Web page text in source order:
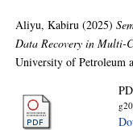
Aliyu, Kabiru (2025)
Data Recovery in Multi-
University of Petroleum